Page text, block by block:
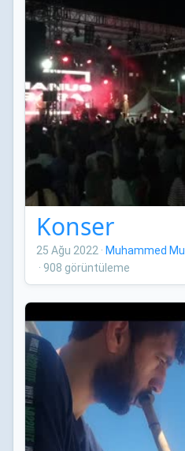
Konser
25 Ağu 2022 · Muhammed
· 908 görüntüleme